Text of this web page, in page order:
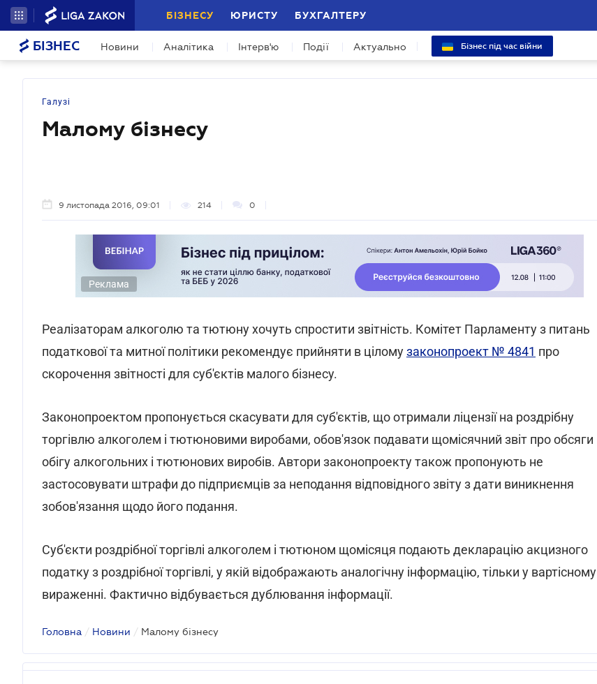
БІЗНЕСУ ЮРИСТУ БУХГАЛТЕРУ
БІЗНЕС Новини Аналітика Інтерв'ю Події Актуально Бізнес під час війни
Галузі
Малому бізнесу
9 листопада 2016, 09:01 214 0
Реклама
Реалізаторам алкоголю та тютюну хочуть спростити звітність. Комітет Парламенту з питань
податкової та митної політики рекомендує прийняти в ціломузаконопроект № 4841 про
скорочення звітності для суб'єктів малого бізнесу.
Законопроектом пропонується скасувати для суб'єктів, що отримали ліцензії на роздрібну
торгівлю алкоголем і тютюновими виробами, обов'язок подавати щомісячний звіт про обсяги
обігу алкогольних і тютюнових виробів. Автори законопроекту також пропонують не
застосовувати штрафи до підприємців за неподання відповідного звіту з дати виникнення
зобов'язання щодо його подання.
Суб'єкти роздрібної торгівлі алкоголем і тютюном щомісяця подають декларацію акцизного
податку з роздрібної торгівлі, у якій відображають аналогічну інформацію, тільки у вартісному
вираженні. Фактично відбувається дублювання інформації.
Головна / Новини / Малому бізнесу